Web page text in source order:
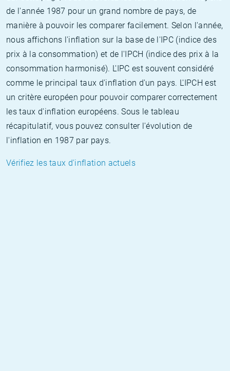
de l'année 1987 pour un grand nombre de pays, de
manière à pouvoir les comparer facilement. Selon l'année,
nous affichons l'inflation sur la base de l'IPC (indice des
prix à la consommation) et de l'IPCH (indice des prix à la
consommation harmonisé). L'IPC est souvent considéré
comme le principal taux d'inflation d'un pays. L'IPCH est
un critère européen pour pouvoir comparer correctement
les taux d'inflation européens. Sous le tableau
récapitulatif, vous pouvez consulter l'évolution de
l'inflation en 1987 par pays.
Vérifiez les taux d'inflation actuels